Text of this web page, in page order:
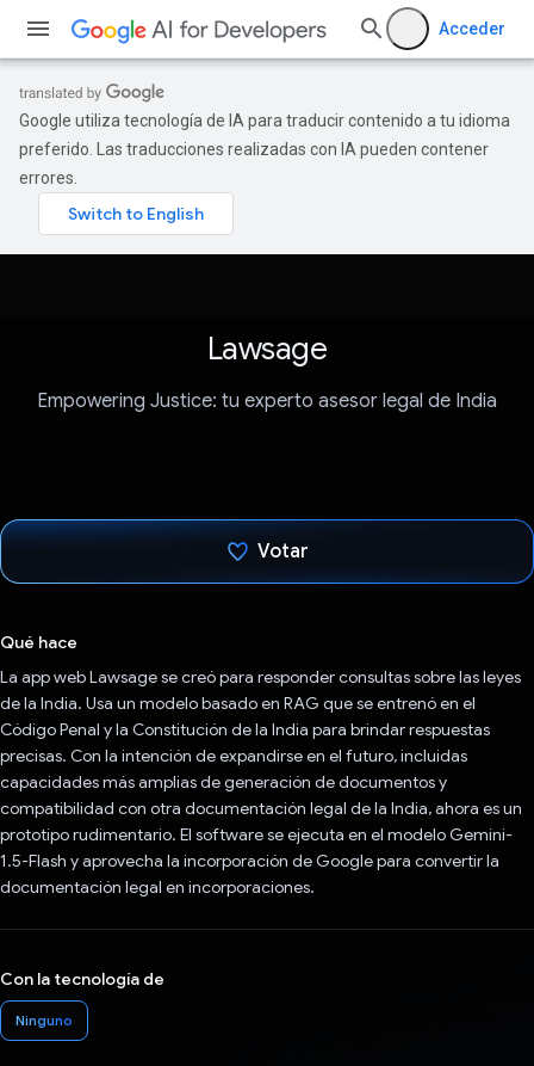
Acceder
Google utiliza tecnología de IA para traducir contenido a tu idioma
preferido. Las traducciones realizadas con IA pueden contener
errores.
Lawsage
Empowering Justice: tu experto asesor legal de India
Votar
Qué hace
La app web Lawsage se creó para responder consultas sobre las leyes
de la India. Usa un modelo basado en RAG que se entrenó en el
Código Penal y la Constitución de la India para brindar respuestas
precisas. Con la intención de expandirse en el futuro, incluidas
capacidades más amplias de generación de documentos y
compatibilidad con otra documentación legal de la India, ahora es un
prototipo rudimentario. El software se ejecuta en el modelo Gemini-
1.5-Flash y aprovecha la incorporación de Google para convertir la
documentación legal en incorporaciones.
Con la tecnología de
Ninguno